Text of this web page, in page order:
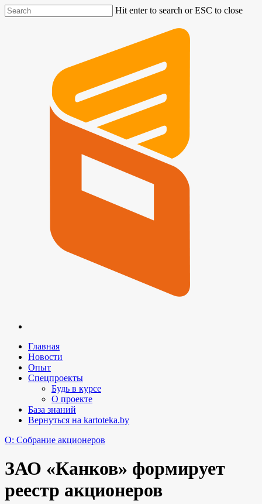
Hit enter to search or ESC to close
Главная
Новости
Опыт
Спецпроекты
Будь в курсе
О проекте
База знаний
Вернуться на kartoteka.by
O: Собрание акционеров
ЗАО «Канков» формирует
реестр акционеров